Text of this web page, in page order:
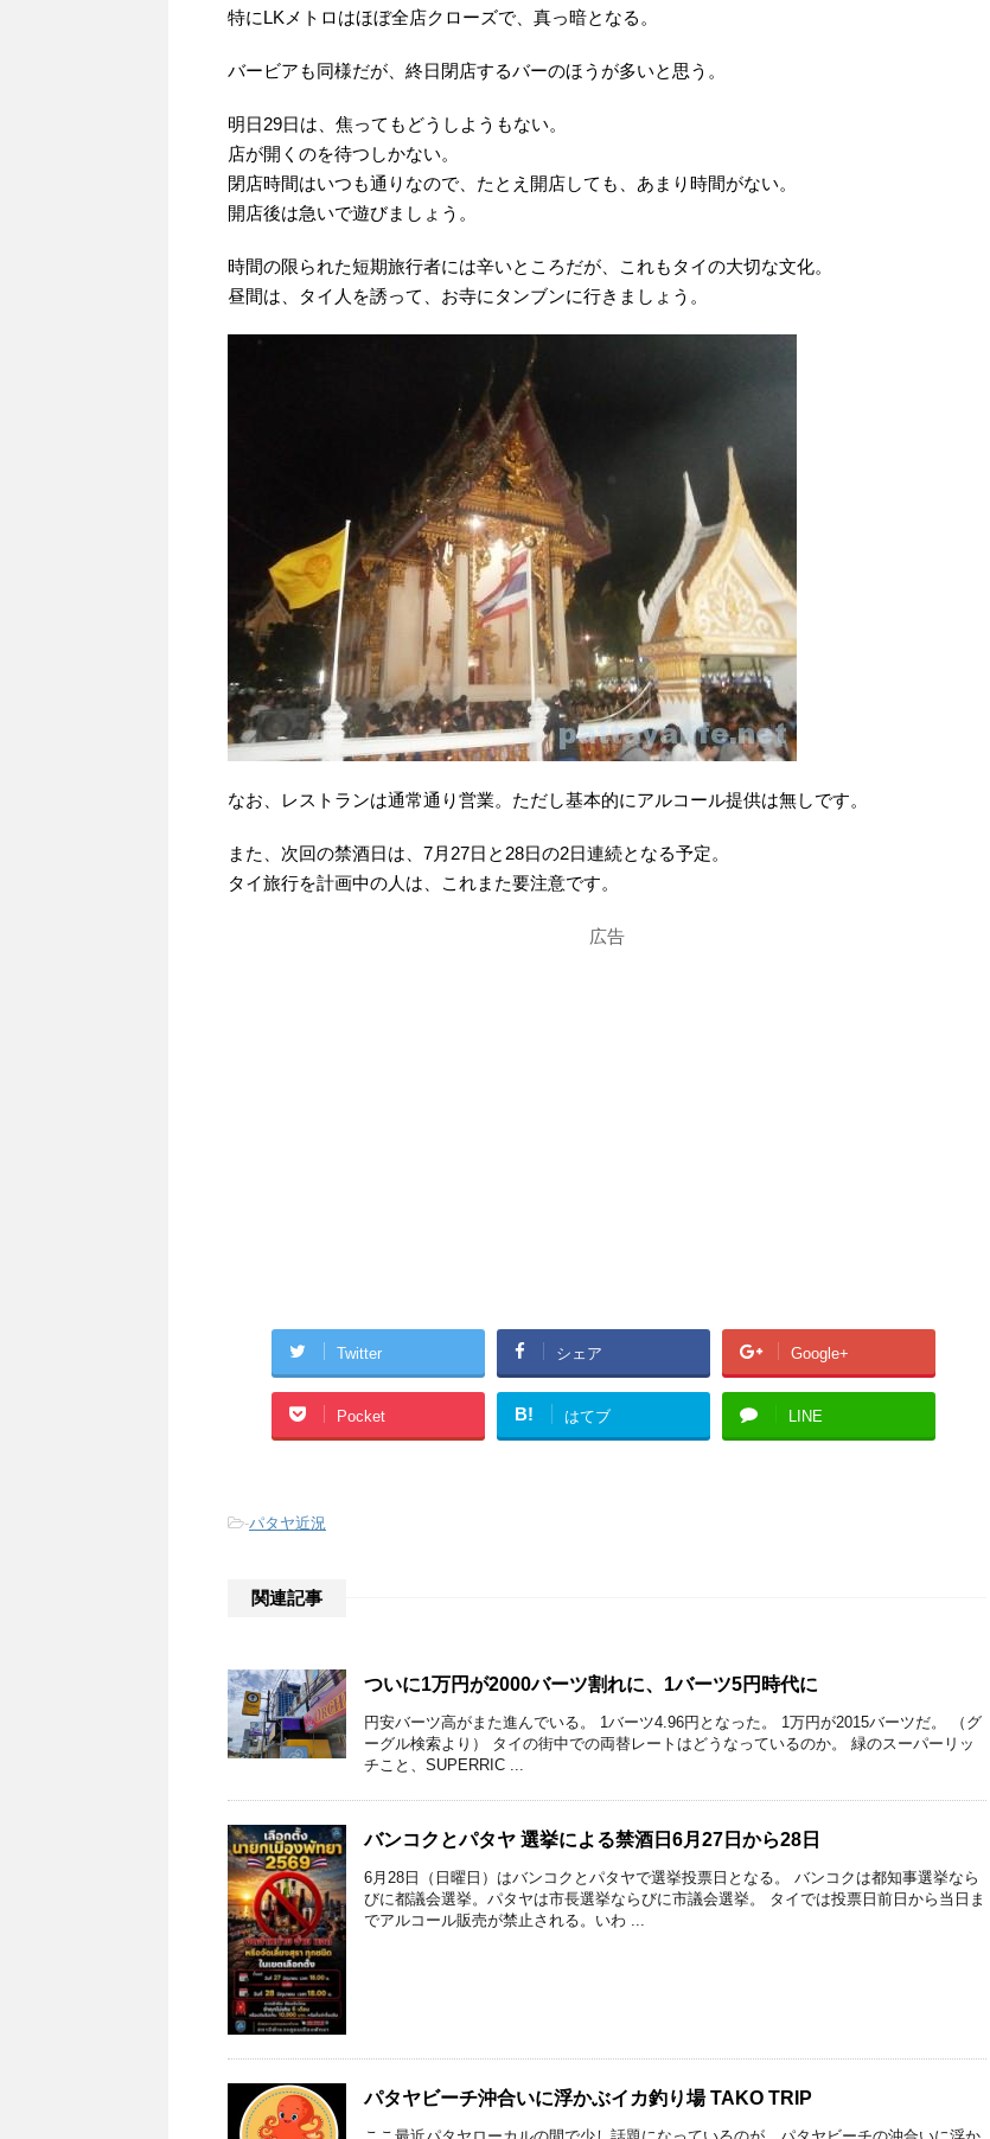
特にLKメトロはほぼ全店クローズで、真っ暗となる。
バービアも同様だが、終日閉店するバーのほうが多いと思う。
明日29日は、焦ってもどうしようもない。
店が開くのを待つしかない。
閉店時間はいつも通りなので、たとえ開店しても、あまり時間がない。
開店後は急いで遊びましょう。
時間の限られた短期旅行者には辛いところだが、これもタイの大切な文化。
昼間は、タイ人を誘って、お寺にタンブンに行きましょう。
なお、レストランは通常通り営業。ただし基本的にアルコール提供は無しです。
また、次回の禁酒日は、7月27日と28日の2日連続となる予定。
タイ旅行を計画中の人は、これまた要注意です。
広告
Twitter シェア Google+
Pocket B! はてブ LINE
-パタヤ近況
関連記事
ついに1万円が2000バーツ割れに、1バーツ5円時代に
円安バーツ高がまた進んでいる。 1バーツ4.96円となった。 1万円が2015バーツだ。 （グ
ーグル検索より） タイの街中での両替レートはどうなっているのか。 緑のスーパーリッ
チこと、SUPERRIC ...
バンコクとパタヤ 選挙による禁酒日6月27日から28日
6月28日（日曜日）はバンコクとパタヤで選挙投票日となる。 バンコクは都知事選挙なら
びに都議会選挙。パタヤは市長選挙ならびに市議会選挙。 タイでは投票日前日から当日ま
でアルコール販売が禁止される。いわ ...
パタヤビーチ沖合いに浮かぶイカ釣り場 TAKO TRIP